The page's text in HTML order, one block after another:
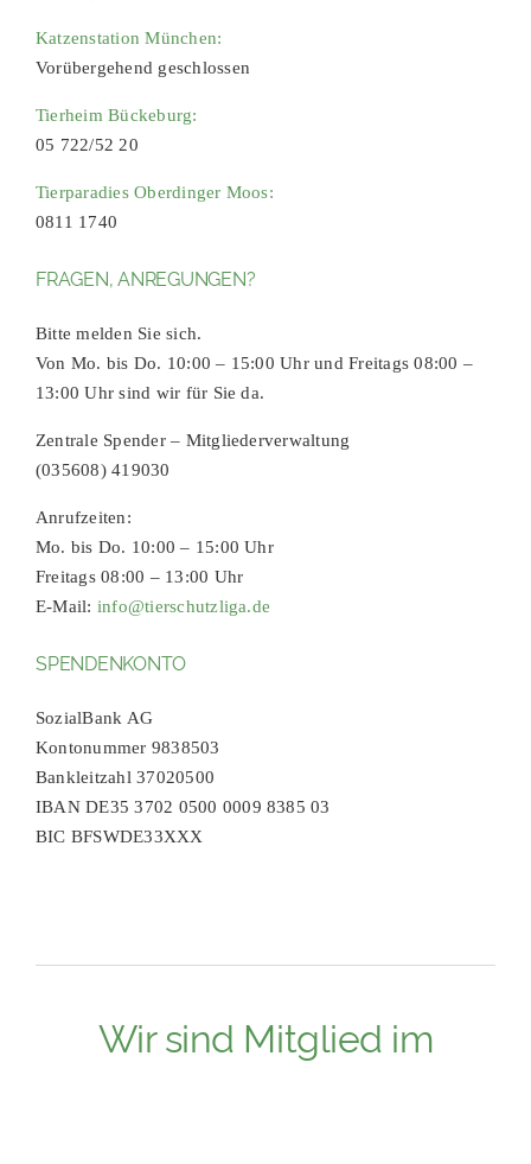
Katzenstation München:
Vorübergehend geschlossen
Tierheim Bückeburg:
05 722/52 20
Tierparadies Oberdinger Moos:
0811 1740
FRAGEN, ANREGUNGEN?
Bitte melden Sie sich.
Von Mo. bis Do. 10:00 – 15:00 Uhr und Freitags 08:00 –
13:00 Uhr sind wir für Sie da.
Zentrale Spender – Mitgliederverwaltung
(035608) 419030
Anrufzeiten:
Mo. bis Do. 10:00 – 15:00 Uhr
Freitags 08:00 – 13:00 Uhr
E-Mail: info@tierschutzliga.de
SPENDENKONTO
SozialBank AG
Kontonummer 9838503
Bankleitzahl 37020500
IBAN DE35 3702 0500 0009 8385 03
BIC BFSWDE33XXX
Wir sind Mitglied im